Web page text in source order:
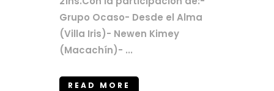
Grupo Ocaso- Desde el Alma
(Villa Iris)- Newen Kimey
(Macachín)- ...
READ MORE